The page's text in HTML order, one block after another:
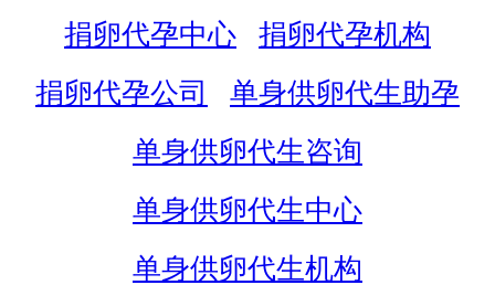
捐卵代孕中心
捐卵代孕机构
捐卵代孕公司
单身供卵代生助孕
单身供卵代生咨询
单身供卵代生中心
单身供卵代生机构